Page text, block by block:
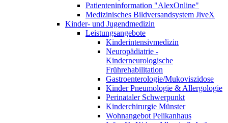
Patienteninformation "AlexOnline"
Medizinisches Bildversandsystem JiveX
Kinder- und Jugendmedizin
Leistungsangebote
Kinderintensivmedizin
Neuropädiatrie -
Kinderneurologische
Frührehabilitation
Gastroenterologie/Mukoviszidose
Kinder Pneumologie & Allergologie
Perinataler Schwerpunkt
Kinderchirurgie Münster
Wohnangebot Pelikanhaus